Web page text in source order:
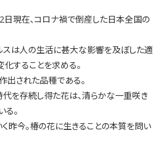
現在、コロナ禍で倒産した日本全国の
スは人の生活に甚大な影響を及ぼした適
することを求める。
出された品種である。
代を存続し得た花は、清らかな一重咲き
る。
昨今。椿の花に生きることの本質を問い